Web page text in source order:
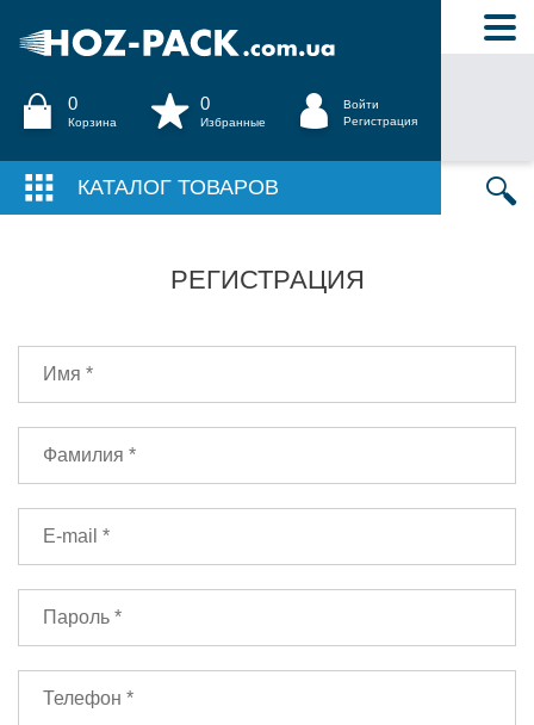
0
Корзина
0
Избранные
Войти
Регистрация
КАТАЛОГ ТОВАРОВ
РЕГИСТРАЦИЯ